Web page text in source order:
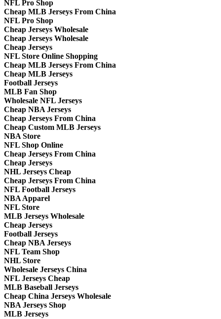
NFL Pro Shop
Cheap MLB Jerseys From China
NFL Pro Shop
Cheap Jerseys Wholesale
Cheap Jerseys Wholesale
Cheap Jerseys
NFL Store Online Shopping
Cheap MLB Jerseys From China
Cheap MLB Jerseys
Football Jerseys
MLB Fan Shop
Wholesale NFL Jerseys
Cheap NBA Jerseys
Cheap Jerseys From China
Cheap Custom MLB Jerseys
NBA Store
NFL Shop Online
Cheap Jerseys From China
Cheap Jerseys
NHL Jerseys Cheap
Cheap Jerseys From China
NFL Football Jerseys
NBA Apparel
NFL Store
MLB Jerseys Wholesale
Cheap Jerseys
Football Jerseys
Cheap NBA Jerseys
NFL Team Shop
NHL Store
Wholesale Jerseys China
NFL Jerseys Cheap
MLB Baseball Jerseys
Cheap China Jerseys Wholesale
NBA Jerseys Shop
MLB Jerseys